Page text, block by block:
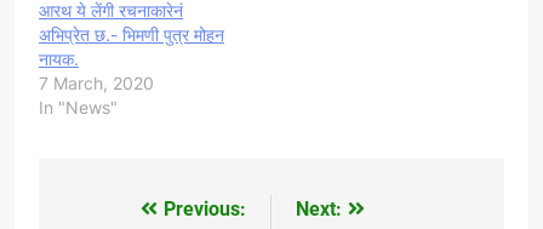
आरथ ये लेंगी रचनाकारेनं
अभिप्रेत छ.- भिमणी पुत्र मोहन
नायक.
7 March, 2020
In "News"
Previous: Next: